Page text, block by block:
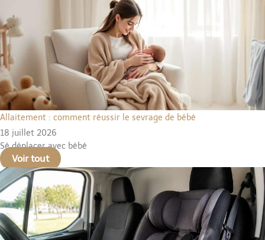
Allaitement : comment réussir le sevrage de bébé
18 juillet 2026
Sé déplacer avec bébé
Voir tout